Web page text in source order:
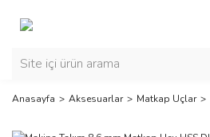
Anasayfa Aksesuarlar Matkap Uçlar